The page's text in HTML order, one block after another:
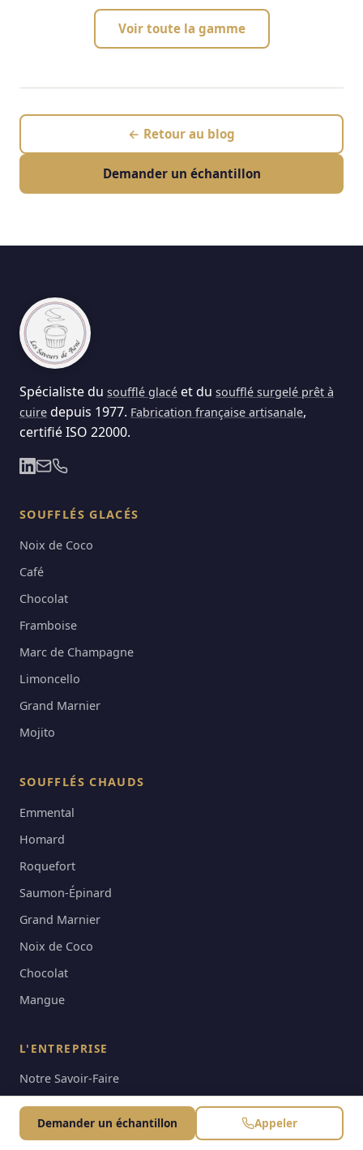
Voir toute la gamme
← Retour au blog
Demander un échantillon
Demander un échantillon Appeler
Spécialiste du soufflé glacé et du soufflé surgelé prêt à
cuire depuis 1977. Fabrication française artisanale,
certifié ISO 22000.
SOUFFLÉS GLACÉS
Noix de Coco
Café
Chocolat
Framboise
Marc de Champagne
Limoncello
Grand Marnier
Mojito
SOUFFLÉS CHAUDS
Emmental
Homard
Roquefort
Saumon-Épinard
Grand Marnier
Noix de Coco
Chocolat
Mangue
L'ENTREPRISE
Notre Savoir-Faire
Distribution & Commande
Blog & Actualités